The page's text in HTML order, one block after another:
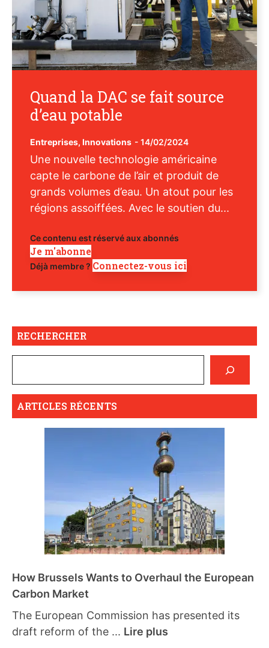
Quand la DAC se fait source
d’eau potable
Entreprises, Innovations - 14/02/2024
Une nouvelle technologie américaine
capte le carbone de l’air et produit de
grands volumes d’eau. Un atout pour les
régions assoiffées. Avec le soutien du...
Ce contenu est réservé aux abonnés
Je m'abonne
Déjà membre ? Connectez-vous ici
RECHERCHER
ARTICLES RÉCENTS
How Brussels Wants to Overhaul the European
Carbon Market
The European Commission has presented its
draft reform of the ... Lire plus